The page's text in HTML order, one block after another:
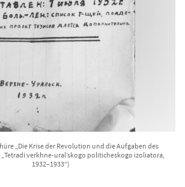
„Die Krise der Revolution und die Aufgaben des
verkhne-ural’skogo politicheskogo izoliatora,
1932–1933“)